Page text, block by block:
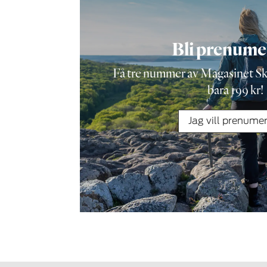
Bli
Få tre nummer av Magasinet
bara 199 kr!
Jag vill